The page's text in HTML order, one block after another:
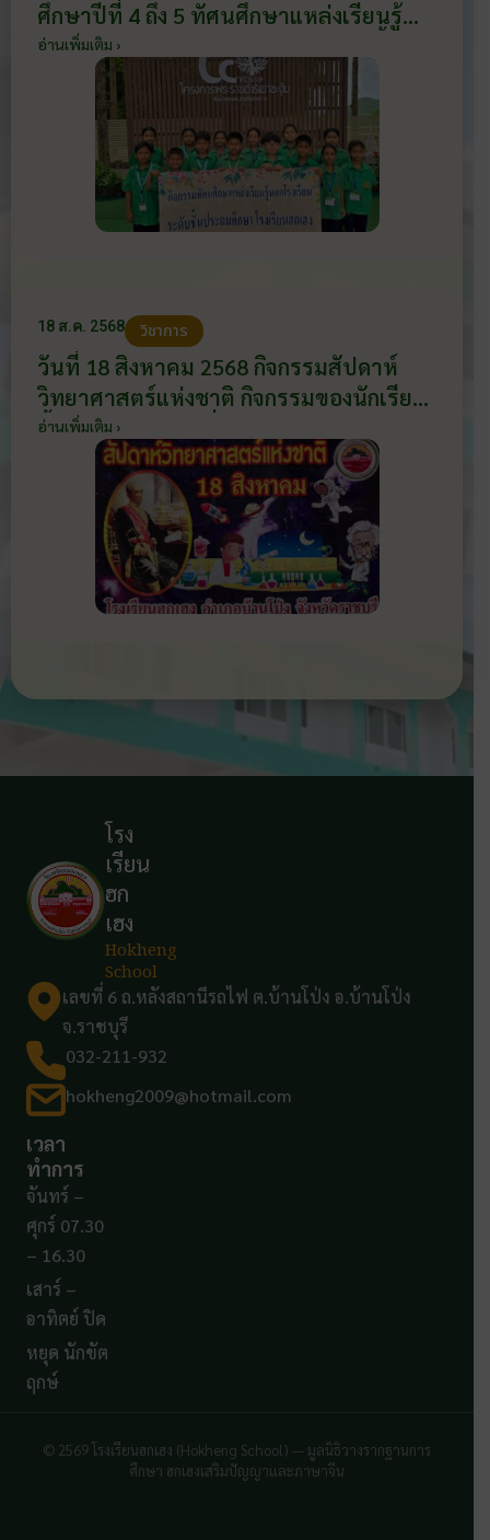
ศึกษาปีที่ 4 ถึง 5 ทัศนศึกษาแหล่งเรียนรู้
นอกสถานศึกษา ณ ศูนย์ศึกษาวิธีการฟื้นฟู
ที่ดินเสื่อมโทรมเขาชะงุ้ม จ.ราชบุรี โดยใช้
งบเรียนฟรี 15 ปีอย่างมีคุณภาพ งบกิจกรรม
พัฒนาคุณภาพผู้เรียน
อ่านเพิ่มเติม ›
18 ส.ค. 2568 วิชาการ
วันที่ 18 สิงหาคม 2568 กิจกรรมสัปดาห์
วิทยาศาสตร์แห่งชาติ กิจกรรมของนักเรียน
ชั้นประถมศึกษาปีที่ 1 ถึง 3 และอนุบาล 1
ถึง 3 ณ หอประชุมโรงเรียนฮกเฮง
อ่านเพิ่มเติม ›
โรง
เรียน
ฮก
เฮง
Hokheng
School
เลขที่ 6 ถ.หลังสถานีรถไฟ ต.บ้านโป่ง อ.บ้านโป่ง
จ.ราชบุรี
032-211-932
hokheng2009@hotmail.com
เวลา
ทำการ
จันทร์ –
ศุกร์ 07.30
– 16.30
เสาร์ –
อาทิตย์ ปิด
หยุด นักขัต
ฤกษ์
© 2569 โรงเรียนฮกเฮง (Hokheng School) — มูลนิธิวางรากฐานการ
ศึกษา ฮกเฮงเสริมปัญญาและภาษาจีน